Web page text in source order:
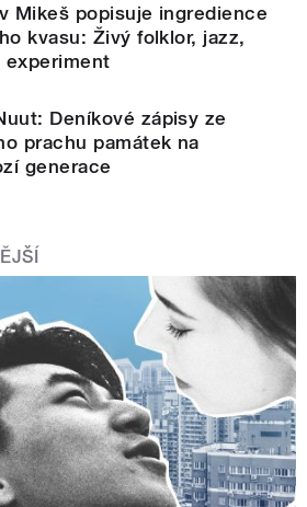
Mikeš popisuje ingredience
kvasu: Živý folklor, jazz,
experiment
Deníkové zápisy ze
prachu památek na
generace